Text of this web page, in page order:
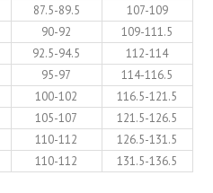
87.5-89.5
107-109
90-92
109-111.5
92.5-94.5
112-114
95-97
114-116.5
100-102
116.5-121.5
105-107
121.5-126.5
110-112
126.5-131.5
110-112 131.5-136.5